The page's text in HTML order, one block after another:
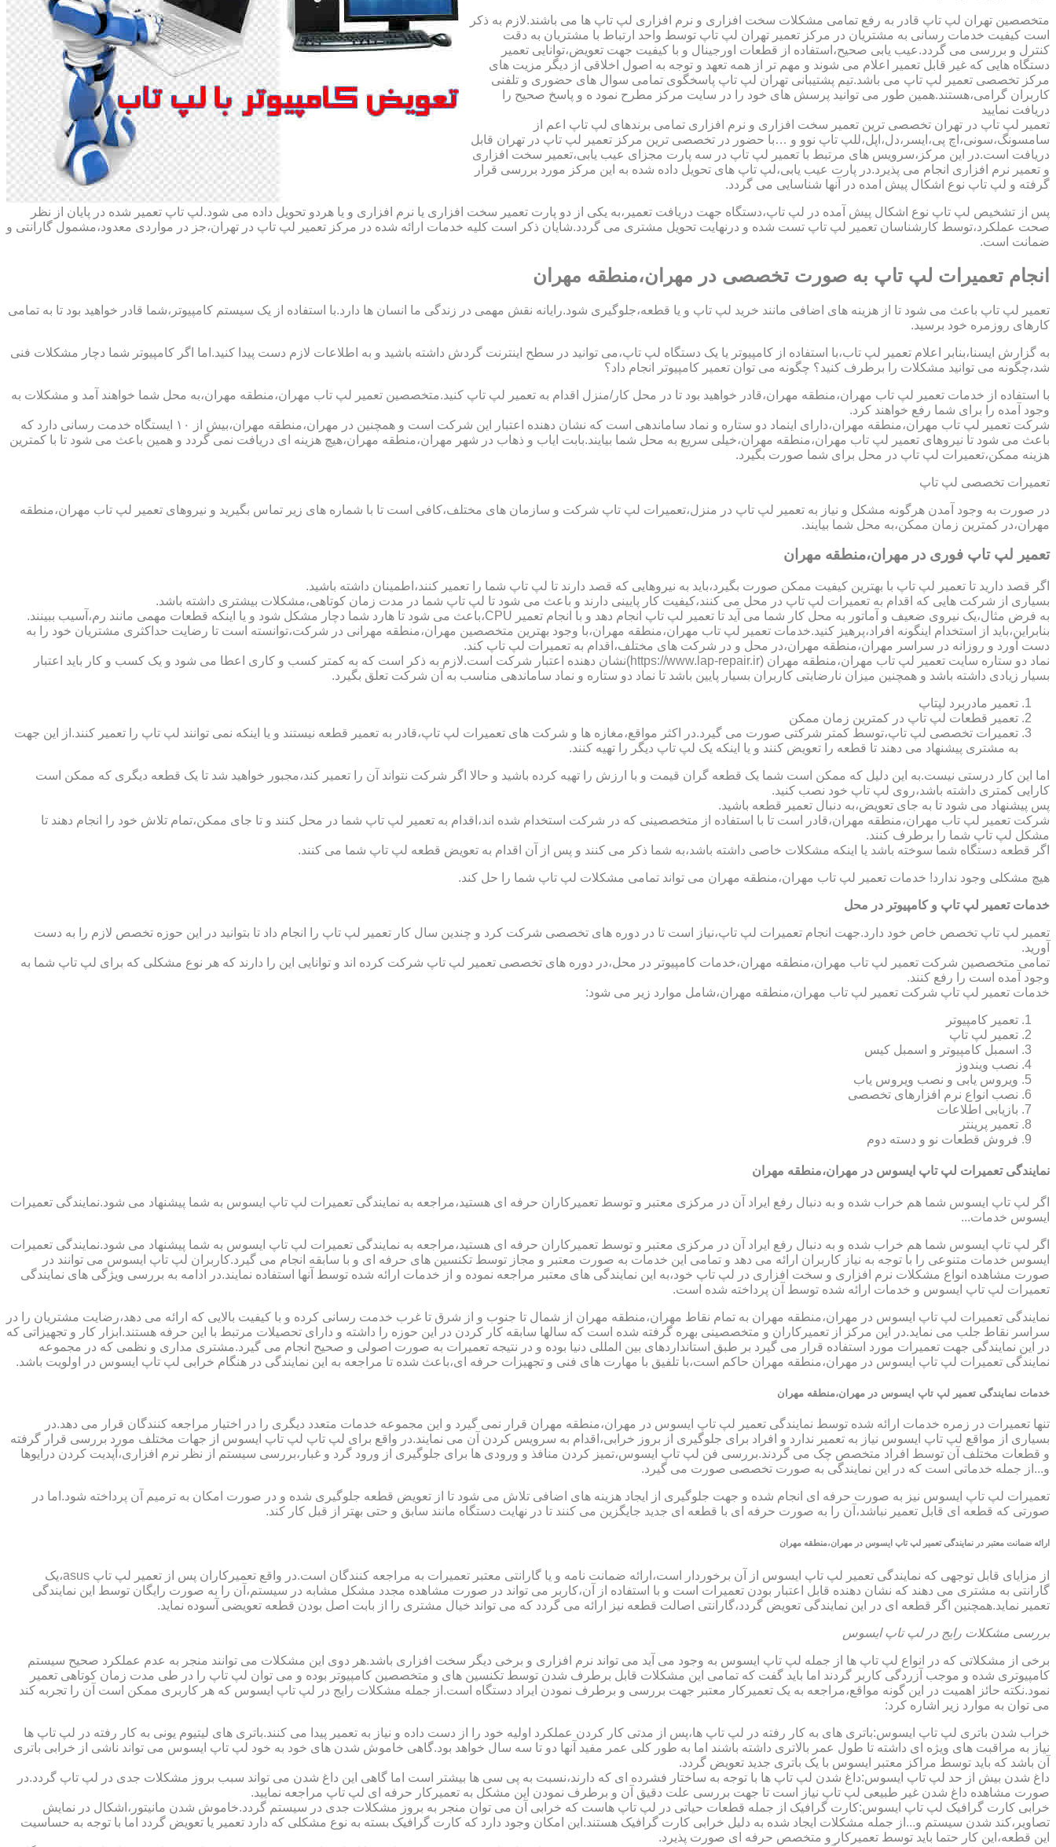
متخصصین تهران لپ تاپ قادر به رفع تمامی مشکلات سخت افزاری و نرم افزاری لپ تاپ ها می باشند.لازم به ذکر
است کیفیت خدمات رسانی به مشتریان در مرکز تعمیر تهران لپ تاپ توسط واحد ارتباط با مشتریان به دقت
کنترل و بررسی می گردد.عیب یابی صحیح،استفاده از قطعات اورجینال و با کیفیت جهت تعویض،توانایی تعمیر
دستگاه هایی که غیر قابل تعمیر اعلام می شوند و مهم تر از همه تعهد و توجه به اصول اخلاقی از دیگر مزیت های
مرکز تخصصی تعمیر لپ تاپ می باشد.تیم پشتیبانی تهران لپ تاپ پاسخگوی تمامی سوال های حضوری و تلفنی
کاربران گرامی،هستند.همین طور می توانید پرسش های خود را در سایت مرکز مطرح نمود ه و پاسخ صحیح را
دریافت نمایید
تعمیر لپ تاپ در تهران تخصصی ترین تعمیر سخت افزاری و نرم افزاری تمامی برندهای لپ تاپ اعم از
سامسونگ،سونی،اچ پی،ایسر،دل،اپل،للپ تاپ نوو و …با حضور در تخصصی ترین مرکز تعمیر لپ تاپ در تهران قابل
دریافت است.در این مرکز،سرویس های مرتبط با تعمیر لپ تاپ در سه پارت مجزای عیب یابی،تعمیر سخت افزاری
و تعمیر نرم افزاری انجام می پذیرد.در پارت عیب یابی،لپ تاپ های تحویل داده شده به این مرکز مورد بررسی قرار
گرفته و لپ تاپ نوع اشکال پیش امده در آنها شناسایی می گردد.
پس از تشخیص لپ تاپ نوع اشکال پیش آمده در لپ تاپ،دستگاه جهت دریافت تعمیر،به یکی از دو پارت تعمیر سخت افزاری یا نرم افزاری و یا هردو تحویل داده می شود.لپ تاپ تعمیر شده در پایان از نظر
صحت عملکرد،توسط کارشناسان تعمیر لپ تاپ تست شده و درنهایت تحویل مشتری می گردد.شایان ذکر است کلیه خدمات ارائه شده در مرکز تعمیر لپ تاپ در تهران،جز در مواردی معدود،مشمول گارانتی و
ضمانت است.
انجام تعمیرات لپ تاپ به صورت تخصصی در مهران،منطقه مهران
تعمیر لپ تاپ باعث می شود تا از هزینه های اضافی مانند خرید لپ تاپ و یا قطعه،جلوگیری شود.رایانه نقش مهمی در زندگی ما انسان ها دارد.با استفاده از یک سیستم کامپیوتر،شما قادر خواهید بود تا به تمامی
کارهای روزمره خود برسید.
به گزارش ایسنا،بنابر اعلام تعمیر لپ تاب،با استفاده از کامپیوتر یا یک دستگاه لپ تاپ،می توانید در سطح اینترنت گردش داشته باشید و به اطلاعات لازم دست پیدا کنید.اما اگر کامپیوتر شما دچار مشکلات فنی
شد،چگونه می توانید مشکلات را برطرف کنید؟ چگونه می توان تعمیر کامپیوتر انجام داد؟
با استفاده از خدمات تعمیر لپ تاب مهران،منطقه مهران،قادر خواهید بود تا در محل کار/منزل اقدام به تعمیر لپ تاپ کنید.متخصصین تعمیر لپ تاب مهران،منطقه مهران،به محل شما خواهند آمد و مشکلات به
وجود آمده را برای شما رفع خواهند کرد.
شرکت تعمیر لپ تاب مهران،منطقه مهران،دارای اینماد دو ستاره و نماد ساماندهی است که نشان دهنده اعتبار این شرکت است و همچنین در مهران،منطقه مهران،بیش از ۱۰ ایستگاه خدمت رسانی دارد که
باعث می شود تا نیروهای تعمیر لپ تاب مهران،منطقه مهران،خیلی سریع به محل شما بیایند.بابت ایاب و ذهاب در شهر مهران،منطقه مهران،هیچ هزینه ای دریافت نمی گردد و همین باعث می شود تا با کمترین
هزینه ممکن،تعمیرات لپ تاپ در محل برای شما صورت بگیرد.
تعمیرات تخصصی لپ تاپ
در صورت به وجود آمدن هرگونه مشکل و نیاز به تعمیر لپ تاپ در منزل،تعمیرات لپ تاپ شرکت و سازمان های مختلف،کافی است تا با شماره های زیر تماس بگیرید و نیروهای تعمیر لپ تاب مهران،منطقه
مهران،در کمترین زمان ممکن،به محل شما بیایند.
تعمیر لپ تاپ فوری در مهران،منطقه مهران
اگر قصد دارید تا تعمیر لپ تاپ با بهترین کیفیت ممکن صورت بگیرد،باید به نیروهایی که قصد دارند تا لپ تاپ شما را تعمیر کنند،اطمینان داشته باشید.
بسیاری از شرکت هایی که اقدام به تعمیرات لپ تاپ در محل می کنند،کیفیت کار پایینی دارند و باعث می شود تا لپ تاپ شما در مدت زمان کوتاهی،مشکلات بیشتری داشته باشد.
به فرض مثال،یک نیروی ضعیف و آماتور به محل کار شما می آید تا تعمیر لپ تاپ انجام دهد و با انجام تعمیر CPU،باعث می شود تا هارد شما دچار مشکل شود و یا اینکه قطعات مهمی مانند رم،آسیب ببینند.
بنابراین،باید از استخدام اینگونه افراد،پرهیز کنید.خدمات تعمیر لپ تاب مهران،منطقه مهران،با وجود بهترین متخصصین مهران،منطقه مهرانی در شرکت،توانسته است تا رضایت حداکثری مشتریان خود را به
دست آورد و روزانه در سراسر مهران،منطقه مهران،در محل و در شرکت های مختلف،اقدام به تعمیرات لپ تاپ کند.
نماد دو ستاره سایت تعمیر لپ تاب مهران،منطقه مهران (https://www.lap-repair.ir)نشان دهنده اعتبار شرکت است.لازم به ذکر است که به کمتر کسب و کاری اعطا می شود و یک کسب و کار باید اعتبار
بسیار زیادی داشته باشد و همچنین میزان نارضایتی کاربران بسیار پایین باشد تا نماد دو ستاره و نماد ساماندهی مناسب به آن شرکت تعلق بگیرد.
تعمیر مادربرد لپتاپ
تعمیر قطعات لپ تاپ در کمترین زمان ممکن
تعمیرات تخصصی لپ تاپ،توسط کمتر شرکتی صورت می گیرد.در اکثر مواقع،مغازه ها و شرکت های تعمیرات لپ تاپ،قادر به تعمیر قطعه نیستند و یا اینکه نمی توانند لپ تاپ را تعمیر کنند.از این جهت
به مشتری پیشنهاد می دهند تا قطعه را تعویض کنند و یا اینکه یک لپ تاپ دیگر را تهیه کنند.
اما این کار درستی نیست.به این دلیل که ممکن است شما یک قطعه گران قیمت و با ارزش را تهیه کرده باشید و حالا اگر شرکت نتواند آن را تعمیر کند،مجبور خواهید شد تا یک قطعه دیگری که ممکن است
کارایی کمتری داشته باشد،روی لپ تاپ خود نصب کنید.
پس پیشنهاد می شود تا به جای تعویض،به دنبال تعمیر قطعه باشید.
شرکت تعمیر لپ تاب مهران،منطقه مهران،قادر است تا با استفاده از متخصصینی که در شرکت استخدام شده اند،اقدام به تعمیر لپ تاپ شما در محل کنند و تا جای ممکن،تمام تلاش خود را انجام دهند تا
مشکل لپ تاپ شما را برطرف کنند.
اگر قطعه دستگاه شما سوخته باشد یا اینکه مشکلات خاصی داشته باشد،به شما ذکر می کنند و پس از آن اقدام به تعویض قطعه لپ تاپ شما می کنند.
هیچ مشکلی وجود ندارد! خدمات تعمیر لپ تاب مهران،منطقه مهران می تواند تمامی مشکلات لپ تاپ شما را حل کند.
خدمات تعمیر لپ تاپ و کامپیوتر در محل
تعمیر لپ تاپ تخصص خاص خود دارد.جهت انجام تعمیرات لپ تاپ،نیاز است تا در دوره های تخصصی شرکت کرد و چندین سال کار تعمیر لپ تاپ را انجام داد تا بتوانید در این حوزه تخصص لازم را به دست
آورید.
تمامی متخصصین شرکت تعمیر لپ تاب مهران،منطقه مهران،خدمات کامپیوتر در محل،در دوره های تخصصی تعمیر لپ تاپ شرکت کرده اند و توانایی این را دارند که هر نوع مشکلی که برای لپ تاپ شما به
وجود آمده است را رفع کنند.
خدمات تعمیر لپ تاپ شرکت تعمیر لپ تاب مهران،منطقه مهران،شامل موارد زیر می شود:
تعمیر کامپیوتر
تعمیر لپ تاپ
اسمبل کامپیوتر و اسمبل کیس
نصب ویندوز
ویروس یابی و نصب ویروس یاب
نصب انواع نرم افزارهای تخصصی
بازیابی اطلاعات
تعمیر پرینتر
فروش قطعات نو و دسته دوم
نمایندگی تعمیرات لپ تاپ ایسوس در مهران،منطقه مهران
اگر لپ تاپ ایسوس شما هم خراب شده و به دنبال رفع ایراد آن در مرکزی معتبر و توسط تعمیرکاران حرفه ای هستید،مراجعه به نمایندگی تعمیرات لپ تاپ ایسوس به شما پیشنهاد می شود.نمایندگی تعمیرات
ایسوس خدمات...
اگر لپ تاپ ایسوس شما هم خراب شده و به دنبال رفع ایراد آن در مرکزی معتبر و توسط تعمیرکاران حرفه ای هستید،مراجعه به نمایندگی تعمیرات لپ تاپ ایسوس به شما پیشنهاد می شود.نمایندگی تعمیرات
ایسوس خدمات متنوعی را با توجه به نیاز کاربران ارائه می دهد و تمامی این خدمات به صورت معتبر و مجاز توسط تکنسین های حرفه ای و با سابقه انجام می گیرد.کاربران لپ تاپ ایسوس می توانند در
صورت مشاهده انواع مشکلات نرم افزاری و سخت افزاری در لپ تاپ خود،به این نمایندگی های معتبر مراجعه نموده و از خدمات ارائه شده توسط آنها استفاده نمایند.در ادامه به بررسی ویژگی های نمایندگی
تعمیرات لپ تاپ ایسوس و خدمات ارائه شده توسط آن پرداخته شده است.
نمایندگی تعمیرات لپ تاپ ایسوس در مهران،منطقه مهران به تمام نقاط مهران،منطقه مهران از شمال تا جنوب و از شرق تا غرب خدمت رسانی کرده و با کیفیت بالایی که ارائه می دهد،رضایت مشتریان را در
سراسر نقاط جلب می نماید.در این مرکز از تعمیرکاران و متخصصینی بهره گرفته شده است که سالها سابقه کار کردن در این حوزه را داشته و دارای تحصیلات مرتبط با این حرفه هستند.ابزار کار و تجهیزاتی که
در این نمایندگی جهت تعمیرات مورد استفاده قرار می گیرد بر طبق استانداردهای بین المللی دنیا بوده و در نتیجه تعمیرات به صورت اصولی و صحیح انجام می گیرد.مشتری مداری و نظمی که در مجموعه
نمایندگی تعمیرات لپ تاپ ایسوس در مهران،منطقه مهران حاکم است،با تلفیق با مهارت های فنی و تجهیزات حرفه ای،باعث شده تا مراجعه به این نمایندگی در هنگام خرابی لپ تاپ ایسوس در اولویت باشد.
خدمات نمایندگی تعمیر لپ تاپ ایسوس در مهران،منطقه مهران
تنها تعمیرات در زمره خدمات ارائه شده توسط نمایندگی تعمیر لپ تاپ ایسوس در مهران،منطقه مهران قرار نمی گیرد و این مجموعه خدمات متعدد دیگری را در اختیار مراجعه کنندگان قرار می دهد.در
بسیاری از مواقع لپ تاپ ایسوس نیاز به تعمیر ندارد و افراد برای جلوگیری از بروز خرابی،اقدام به سرویس کردن آن می نمایند.در واقع برای لپ تاپ لپ تاپ ایسوس از جهات مختلف مورد بررسی قرار گرفته
و قطعات مختلف آن توسط افراد متخصص چک می گردند.بررسی فن لپ تاپ ایسوس،تمیز کردن منافذ و ورودی ها برای جلوگیری از ورود گرد و غبار،بررسی سیستم از نظر نرم افزاری،آپدیت کردن درایوها
و...از جمله خدماتی است که در این نمایندگی به صورت تخصصی صورت می گیرد.
تعمیرات لپ تاپ ایسوس نیز به صورت حرفه ای انجام شده و جهت جلوگیری از ایجاد هزینه های اضافی تلاش می شود تا از تعویض قطعه جلوگیری شده و در صورت امکان به ترمیم آن پرداخته شود.اما در
صورتی که قطعه ای قابل تعمیر نباشد،آن را به صورت حرفه ای با قطعه ای جدید جایگزین می کنند تا در نهایت دستگاه مانند سابق و حتی بهتر از قبل کار کند.
ارائه ضمانت معتبر در نمایندگی تعمیر لپ تاپ ایسوس در مهران،منطقه مهران
از مزایای قابل توجهی که نمایندگی تعمیر لپ تاپ ایسوس از آن برخوردار است،ارائه ضمانت نامه و یا گارانتی معتبر تعمیرات به مراجعه کنندگان است.در واقع تعمیرکاران پس از تعمیر لپ تاپ asus،یک
گارانتی به مشتری می دهند که نشان دهنده قابل اعتبار بودن تعمیرات است و با استفاده از آن،کاربر می تواند در صورت مشاهده مجدد مشکل مشابه در سیستم،آن را به صورت رایگان توسط این نمایندگی
تعمیر نماید.همچنین اگر قطعه ای در این نمایندگی تعویض گردد،گارانتی اصالت قطعه نیز ارائه می گردد که می تواند خیال مشتری را از بابت اصل بودن قطعه تعویضی آسوده نماید.
بررسی مشکلات رایج در لپ تاپ ایسوس
برخی از مشکلاتی که در انواع لپ تاپ ها از جمله لپ تاپ ایسوس به وجود می آید می تواند نرم افزاری و برخی دیگر سخت افزاری باشد.هر دوی این مشکلات می توانند منجر به عدم عملکرد صحیح سیستم
کامپیوتری شده و موجب آزردگی کاربر گردند اما باید گفت که تمامی این مشکلات قابل برطرف شدن توسط تکنسین های و متخصصین کامپیوتر بوده و می توان لپ تاپ را در طی مدت زمان کوتاهی تعمیر
نمود.نکته حائز اهمیت در این گونه مواقع،مراجعه به یک تعمیرکار معتبر جهت بررسی و برطرف نمودن ایراد دستگاه است.از جمله مشکلات رایج در لپ تاپ ایسوس که هر کاربری ممکن است آن را تجربه کند
می توان به موارد زیر اشاره کرد:
خراب شدن باتری لپ تاپ ایسوس:باتری های به کار رفته در لپ تاپ ها،پس از مدتی کار کردن عملکرد اولیه خود را از دست داده و نیاز به تعمیر پیدا می کنند.باتری های لیتیوم یونی به کار رفته در لپ تاپ ها
نیاز به مراقبت های ویژه ای داشته تا طول عمر بالاتری داشته باشند اما به طور کلی عمر مفید آنها دو تا سه سال خواهد بود.گاهی خاموش شدن های خود به خود لپ تاپ ایسوس می تواند ناشی از خرابی باتری
آن باشد که باید توسط مراکز معتبر ایسوس با یک باتری جدید تعویض گردد.
داغ شدن بیش از حد لپ تاپ ایسوس:داغ شدن لپ تاپ ها با توجه به ساختار فشرده ای که دارند،نسبت به پی سی ها بیشتر است اما گاهی این داغ شدن می تواند سبب بروز مشکلات جدی در لپ تاپ گردد.در
صورت مشاهده داغ شدن غیر طبیعی لپ تاپ نیاز است تا جهت بررسی علت دقیق آن و برطرف نمودن این مشکل به تعمیرکار حرفه ای لپ تاپ مراجعه نمایید.
خرابی کارت گرافیک لپ تاپ ایسوس:کارت گرافیک از جمله قطعات حیاتی در لپ تاپ هاست که خرابی آن می توان منجر به بروز مشکلات جدی در سیستم گردد.خاموش شدن مانیتور،اشکال در نمایش
تصاویر،کند شدن سیستم و...از جمله مشکلات ایجاد شده به دلیل خرابی کارت گرافیک هستند.این امکان وجود دارد که کارت گرافیک بسته به نوع مشکلی که دارد تعمیر یا تعویض گردد اما با توجه به حساسیت
این قطعه،این کار حتما باید توسط تعمیرکار و متخصص حرفه ای صورت پذیرد.